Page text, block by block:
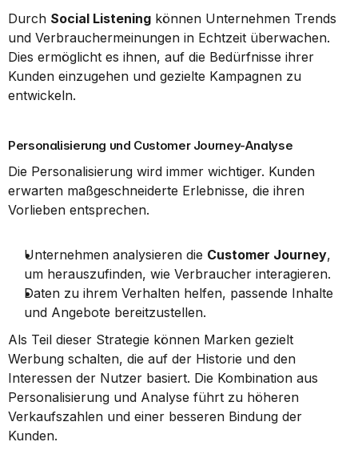
Durch Social Listening können Unternehmen Trends
und Verbrauchermeinungen in Echtzeit überwachen.
Dies ermöglicht es ihnen, auf die Bedürfnisse ihrer
Kunden einzugehen und gezielte Kampagnen zu
entwickeln.
Personalisierung und Customer Journey-Analyse
Die Personalisierung wird immer wichtiger. Kunden
erwarten maßgeschneiderte Erlebnisse, die ihren
Vorlieben entsprechen.
Unternehmen analysieren die Customer Journey,
um herauszufinden, wie Verbraucher interagieren.
Daten zu ihrem Verhalten helfen, passende Inhalte
und Angebote bereitzustellen.
Als Teil dieser Strategie können Marken gezielt
Werbung schalten, die auf der Historie und den
Interessen der Nutzer basiert. Die Kombination aus
Personalisierung und Analyse führt zu höheren
Verkaufszahlen und einer besseren Bindung der
Kunden.